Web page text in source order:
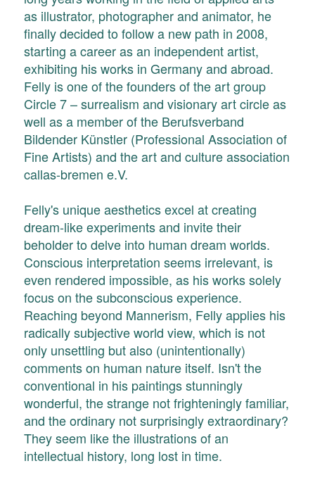
as illustrator, photographer and animator, he
finally decided to follow a new path in 2008,
starting a career as an independent artist,
exhibiting his works in Germany and abroad.
Felly is one of the founders of the art group
Circle 7 – surrealism and visionary art circle as
well as a member of the Berufsverband
Bildender Künstler (Professional Association of
Fine Artists) and the art and culture association
callas-bremen e.V.
Felly's unique aesthetics excel at creating
dream-like experiments and invite their
beholder to delve into human dream worlds.
Conscious interpretation seems irrelevant, is
even rendered impossible, as his works solely
focus on the subconscious experience.
Reaching beyond Mannerism, Felly applies his
radically subjective world view, which is not
only unsettling but also (unintentionally)
comments on human nature itself. Isn't the
conventional in his paintings stunningly
wonderful, the strange not frighteningly familiar,
and the ordinary not surprisingly extraordinary?
They seem like the illustrations of an
intellectual history, long lost in time.